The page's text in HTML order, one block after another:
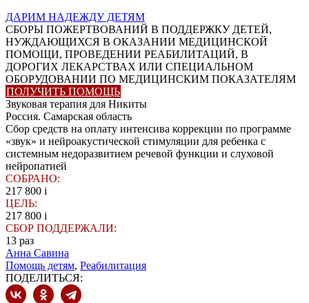
ДАРИМ НАДЕЖДУ ДЕТЯМ
СБОРЫ ПОЖЕРТВОВАНИЙ В ПОДДЕРЖКУ ДЕТЕЙ,
НУЖДАЮЩИХСЯ В ОКАЗАНИИ МЕДИЦИНСКОЙ
ПОМОЩИ, ПРОВЕДЕНИИ РЕАБИЛИТАЦИЙ, В
ДОРОГИХ ЛЕКАРСТВАХ ИЛИ СПЕЦИАЛЬНОМ
ОБОРУДОВАНИИ ПО МЕДИЦИНСКИМ ПОКАЗАТЕЛЯМ
ПОЛУЧИТЬ ПОМОЩЬ
Звуковая терапия для Никиты
Россия. Самарская область
Сбор средств на оплату интенсива коррекции по программе
«звук» и нейроакустической стимуляции для ребенка с
системным недоразвитием речевой функции и слуховой
нейропатией
СОБРАНО:
217 800 i
ЦЕЛЬ:
217 800 i
СБОР ПОДДЕРЖАЛИ:
13 раз
Анна Савина
Помощь детям, Реабилитация
ПОДЕЛИТЬСЯ: